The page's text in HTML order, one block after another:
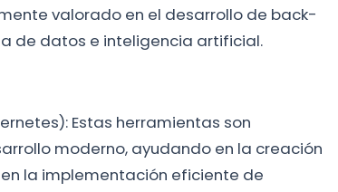
valorado en el desarrollo de back-
de datos e inteligencia artificial.
Estas herramientas son
moderno, ayudando en la creación
la implementación eficiente de